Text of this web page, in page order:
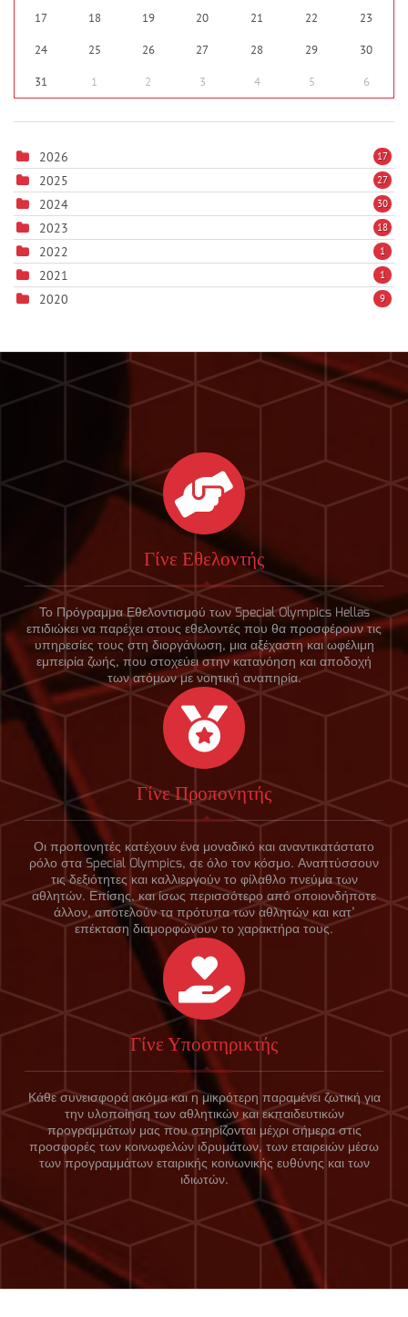
17 18 19 20 21 22 23
24 25 26 27 28 29 30
31 1 2 3 4 5 6
2026 17
2025 27
2024 30
2023 18
2022 1
2021 1
2020 9
Γίνε Εθελοντής
Το Πρόγραμμα Εθελοντισμού των Special Olympics Hellas
επιδιώκει να παρέχει στους εθελοντές που θα προσφέρουν τις
υπηρεσίες τους στη διοργάνωση, μια αξέχαστη και ωφέλιμη
εμπειρία ζωής, που στοχεύει στην κατανόηση και αποδοχή
των ατόμων με νοητική αναπηρία.
Γίνε Προπονητής
Οι προπονητές κατέχουν ένα μοναδικό και αναντικατάστατο
ρόλο στα Special Olympics, σε όλο τον κόσμο. Αναπτύσσουν
τις δεξιότητες και καλλιεργούν το φίλαθλο πνεύμα των
αθλητών. Επίσης, και ίσως περισσότερο από οποιονδήποτε
άλλον, αποτελούν τα πρότυπα των αθλητών και κατ’
επέκταση διαμορφώνουν το χαρακτήρα τους.
Γίνε Υποστηρικτής
Κάθε συνεισφορά ακόμα και η μικρότερη παραμένει ζωτική για
την υλοποίηση των αθλητικών και εκπαιδευτικών
προγραμμάτων μας που στηρίζονται μέχρι σήμερα στις
προσφορές των κοινωφελών ιδρυμάτων, των εταιρειών μέσω
των προγραμμάτων εταιρικής κοινωνικής ευθύνης και των
ιδιωτών.